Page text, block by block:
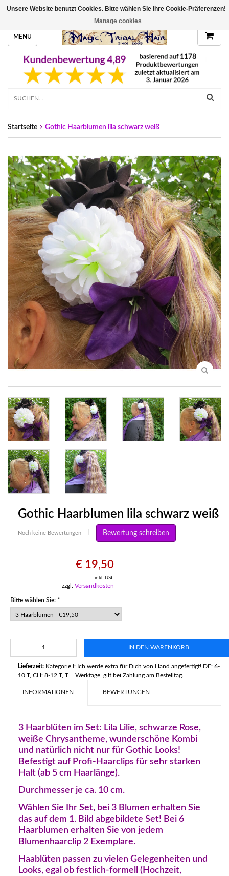
HANDGEFERTIGTE HAARTEILE, DEINE FARBE
MENU
Startseite Gothic Haarblumen lila schwarz weiß
Gothic Haarblumen lila schwarz weiß
Noch keine Bewertungen Bewertung schreiben
€ 19,50
inkl. USt.
zzgl. Versandkosten
Bitte wählen Sie: *
IN DEN WARENKORB
Lieferzeit: Kategorie I: Ich werde extra für Dich von Hand angefertigt! DE: 6-
10 T, CH: 8-12 T, T = Werktage, gilt bei Zahlung am Bestelltag.
INFORMATIONEN BEWERTUNGEN
3 Haarblüten im Set: Lila Lilie, schwarze Rose,
weiße Chrysantheme, wunderschöne Kombi
und natürlich nicht nur für Gothic Looks!
Befestigt auf Profi-Haarclips für sehr starken
Halt (ab 5 cm Haarlänge).
Durchmesser je ca. 10 cm.
Wählen Sie Ihr Set, bei 3 Blumen erhalten Sie
das auf dem 1. Bild abgebildete Set! Bei 6
Haarblumen erhalten Sie von jedem
Blumenhaarclip 2 Exemplare.
Haablüten passen zu vielen Gelegenheiten und
Looks, egal ob festlich-formell (Hochzeit,
Unsere Website benutzt Cookies. Bitte wählen Sie Ihre Cookie-Präferenzen!
Manage cookies